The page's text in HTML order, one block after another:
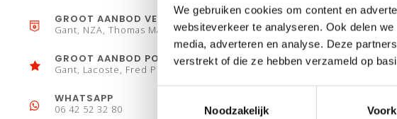
We gebruiken cookies om content en
websiteverkeer te analyseren. Ook delen
media, adverteren en analyse. Deze
verstrekt of die ze hebben verzameld op
Noodzakelijk
GROOT AANBOD VESTEN
Gant, NZA, Thomas Maine
GROOT AANBOD POLO´S
Gant, Lacoste, Fred Perry
WHATSAPP
06 42 52 32 80